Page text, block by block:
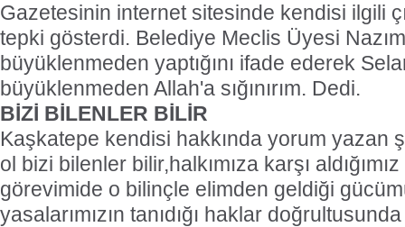
Gazetesinin internet sitesinde kendisi ilgili
tepki gösterdi. Belediye Meclis Üyesi
büyüklenmeden yaptığını ifade ederek
büyüklenmeden Allah'a sığınırım. Dedi.
BİZİ BİLENLER BİLİR
Kaşkatepe kendisi hakkında yorum yazan
ol bizi bilenler bilir,halkımıza karşı
görevimide o bilinçle elimden geldiği
yasalarımızın tanıdığı haklar